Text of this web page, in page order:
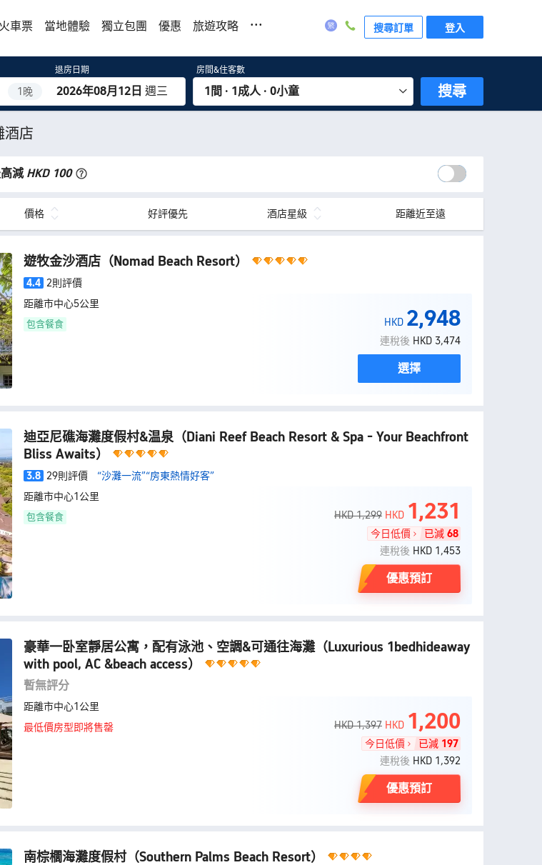
車票 當地體驗 獨立包團 優惠 旅遊攻略 ... 搜尋訂單 登入
退房日期
1晚 2026年08月12日 週三
房間&住客數
1間 · 1成人 · 0小童 搜尋
酒店
減 HKD 100
價格 好評優先 酒店星級 距離近至遠
遊牧金沙酒店 （Nomad Beach Resort）
4.4 2則評價
距離市中心5公里
包含餐食 HKD 2,948
連稅後 HKD 3,474
選擇
迪亞尼礁海灘度假村&温泉 （Diani Reef Beach Resort & Spa - Your Beachfront
Bliss Awaits）
3.8 29則評價 “沙灘一流”“房東熱情好客”
距離市中心1公里
包含餐食 HKD 1,299 HKD 1,231
今日低價 已減 68
連稅後 HKD 1,453
優惠預訂
豪華一卧室靜居公寓，配有泳池、空調&可通往海灘 （Luxurious 1bedhideaway
with pool, AC &beach access）
暫無評分
距離市中心1公里
最低價房型即將售罄
HKD 1,397 HKD 1,200
今日低價 已減 197
連稅後 HKD 1,392
優惠預訂
南棕櫚海灘度假村（Southern Palms Beach Resort）